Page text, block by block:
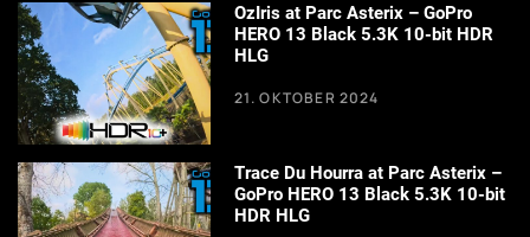
OzIris at Parc Asterix – GoPro
HERO 13 Black 5.3K 10-bit HDR
HLG
21. OKTOBER 2024
Trace Du Hourra at Parc Asterix –
GoPro HERO 13 Black 5.3K 10-bit
HDR HLG